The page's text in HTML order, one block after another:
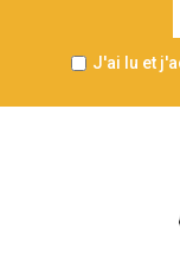
J'ai lu et